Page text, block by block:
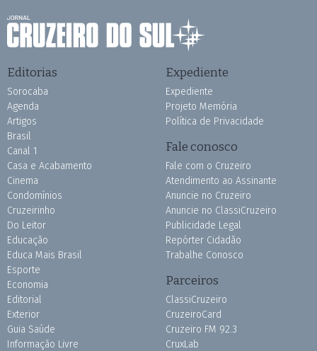
Editorias
Sorocaba
Agenda
Artigos
Brasil
Canal 1
Casa e Acabamento
Cinema
Condomínios
Cruzeirinho
Do Leitor
Educação
Educa Mais Brasil
Esporte
Economia
Editorial
Exterior
Guia Saúde
Informação Livre
Expediente
Expediente
Projeto Memória
Política de Privacidade
Fale conosco
Fale com o Cruzeiro
Atendimento ao Assinante
Anuncie no Cruzeiro
Anuncie no ClassiCruzeiro
Publicidade Legal
Repórter Cidadão
Trabalhe Conosco
Parceiros
ClassiCruzeiro
CruzeiroCard
Cruzeiro FM 92.3
CruxLab